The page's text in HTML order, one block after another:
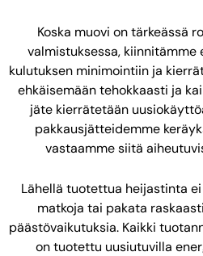
Koska muovi on tärkeässä
valmistuksessa,
kulutuksen minimointiin ja
ehkäisemään tehokkaasti ja
jäte kierrätetään
pakkausjätteidemme
vastaamme siitä
Lähellä tuotettua heijastinta
matkoja tai pakata
päästövaikutuksia. Kaikki
on tuotettu uusiutuvilla